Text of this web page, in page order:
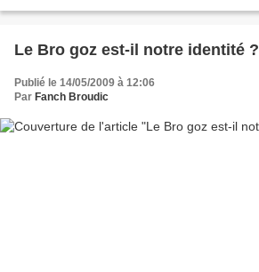
Le Bro goz est-il notre identité ?
Publié le 14/05/2009 à 12:06
Par Fanch Broudic